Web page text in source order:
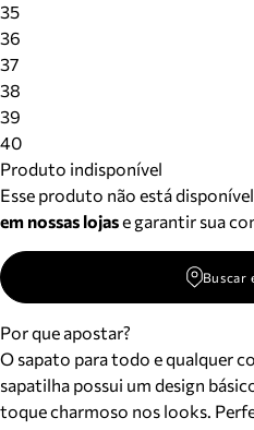
35
36
37
38
39
40
Produto indisponível
Esse produto não está
em nossas lojase garantir sua
Buscar
Por que apostar?
O sapato para todo e qualquer
sapatilha possui um design
toque charmoso nos looks.